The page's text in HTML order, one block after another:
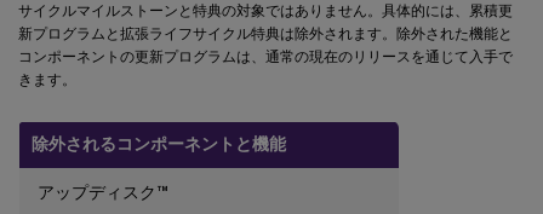
サイクルマイルストーンと特典の対象ではありません。具体的には、累積更
新プログラムと拡張ライフサイクル特典は除外されます。除外された機能と
コンポーネントの更新プログラムは、通常の現在のリリースを通じて入手で
きます。
除外されるコンポーネントと機能
アップディスク ™